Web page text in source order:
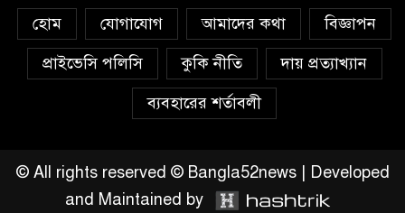
চাঁদপুরে মাটির নিচে গাঁজার ড্রাম,
মাদক কারবারি আটক
লুটপাট ও পাচারমুখী বাজেট
সংশোধনের দাবিতে ফরিদগঞ্জে
উঠান বৈঠক
হোম যোগাযোগ আমাদের কথা
বিজ্ঞাপন
প্রাইভেসি পলিসি
কুকি নীতি
দায় প্রত্যাখ্যান
ব্যবহারের শর্তাবলী
© All rights reserved © Bangla52news | Developed
and Maintained by